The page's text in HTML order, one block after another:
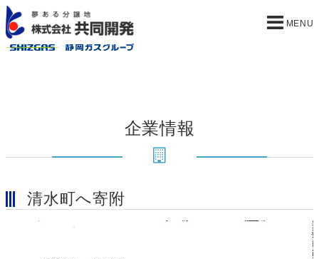
企業情報
清水町へ寄附